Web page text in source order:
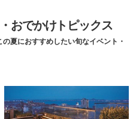
おでかけトピックス
夏におすすめしたい旬なイベント・